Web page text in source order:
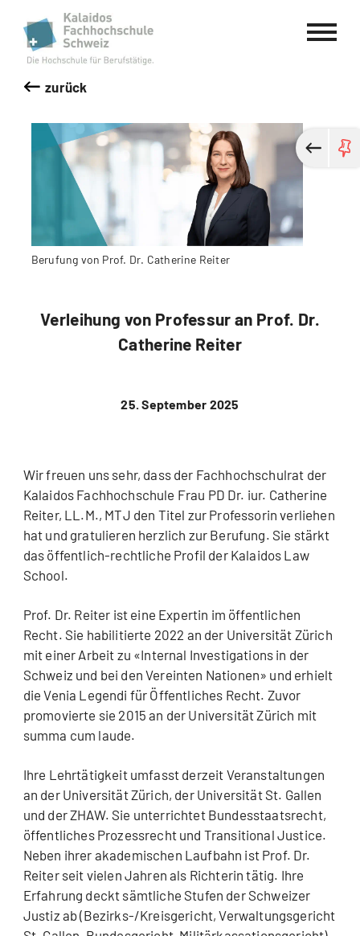
Kalaidos Fachhochschule Schweiz
zurück
Berufung von Prof. Dr. Catherine Reiter
Verleihung von Professur an Prof. Dr.
Catherine Reiter
25. September 2025
Wir freuen uns sehr, dass der Fachhochschulrat der
Kalaidos Fachhochschule Frau PD Dr. iur. Catherine
Reiter, LL.M., MTJ den Titel zur Professorin verliehen
hat und gratulieren herzlich zur Berufung. Sie stärkt
das öffentlich-rechtliche Profil der Kalaidos Law
School.
Prof. Dr. Reiter ist eine Expertin im öffentlichen
Recht. Sie habilitierte 2022 an der Universität Zürich
mit einer Arbeit zu «Internal Investigations in der
Schweiz und bei den Vereinten Nationen» und erhielt
die Venia Legendi für Öffentliches Recht. Zuvor
promovierte sie 2015 an der Universität Zürich mit
summa cum laude.
Ihre Lehrtätigkeit umfasst derzeit Veranstaltungen
an der Universität Zürich, der Universität St. Gallen
und der ZHAW. Sie unterrichtet Bundesstaatsrecht,
öffentliches Prozessrecht und Transitional Justice.
Neben ihrer akademischen Laufbahn ist Prof. Dr.
Reiter seit vielen Jahren als Richterin tätig. Ihre
Erfahrung deckt sämtliche Stufen der Schweizer
Justiz ab (Bezirks-/Kreisgericht, Verwaltungsgericht